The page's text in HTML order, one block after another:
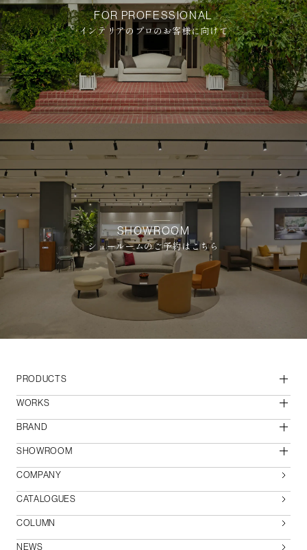
FOR PROFESSIONAL
インテリアのプロのお客様に向けて
SHOWROOM
ショールームのご予約はこちら
PRODUCTS
WORKS
BRAND
SHOWROOM
COMPANY
CATALOGUES
COLUMN
NEWS